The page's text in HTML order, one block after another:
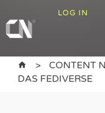
LOG IN
CONTENT
DAS FEDIVERSE